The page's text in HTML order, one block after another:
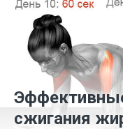
сжигания